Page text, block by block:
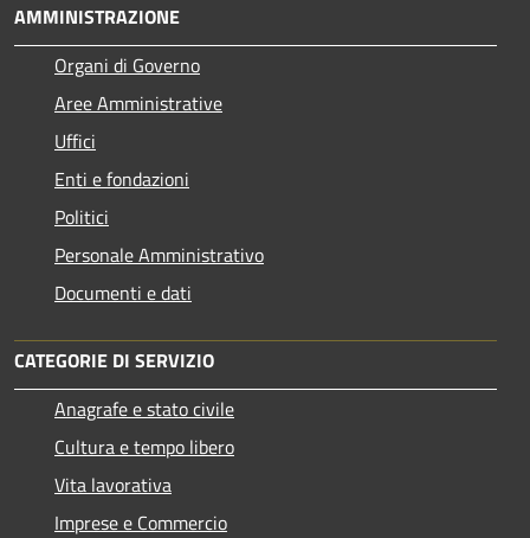
AMMINISTRAZIONE
Organi di Governo
Aree Amministrative
Uffici
Enti e fondazioni
Politici
Personale Amministrativo
Documenti e dati
CATEGORIE DI SERVIZIO
Anagrafe e stato civile
Cultura e tempo libero
Vita lavorativa
Imprese e Commercio